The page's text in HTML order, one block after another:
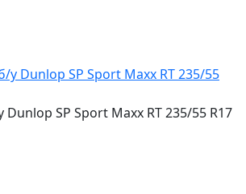
SP Sport Maxx RT 235/55 R17